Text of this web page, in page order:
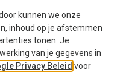
jekunnen we onze
inhoud op je afstemmen
tonen. Je
van je gegevens in
Privacy Beleid voor